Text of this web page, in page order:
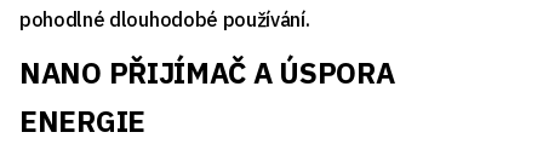
pohodlné dlouhodobé používání.
NANO PŘIJÍMAČ A ÚSPORA
ENERGIE